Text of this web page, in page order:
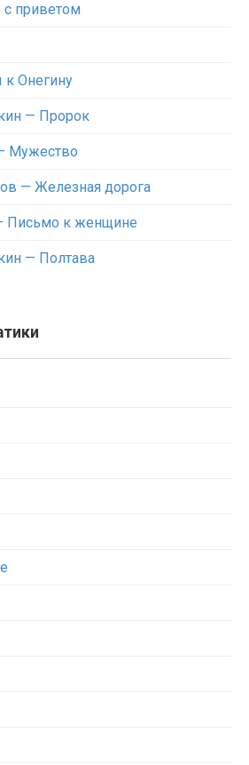
приветом
к Онегину
— Пророк
Мужество
— Железная дорога
Письмо к женщине
— Полтава